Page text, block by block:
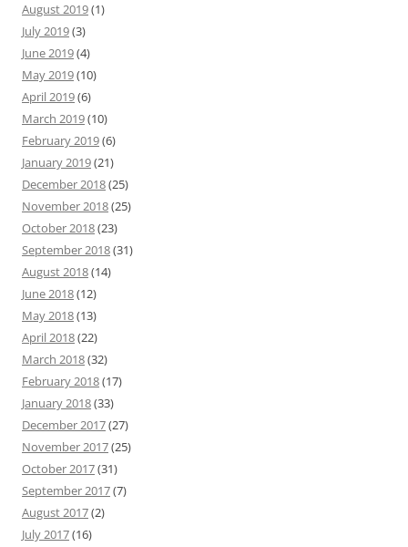
August 2019(1)
July 2019(3)
June 2019(4)
May 2019(10)
April 2019(6)
March 2019(10)
February 2019(6)
January 2019(21)
December 2018(25)
November 2018(25)
October 2018(23)
September 2018(31)
August 2018(14)
June 2018(12)
May 2018(13)
April 2018(22)
March 2018(32)
February 2018(17)
January 2018(33)
December 2017(27)
November 2017(25)
October 2017(31)
September 2017(7)
August 2017(2)
July 2017(16)